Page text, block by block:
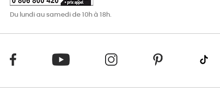
Du lundi au samedi de 10h à 18h.